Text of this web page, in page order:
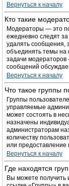
Вернуться к началу
Кто такие
Модераторы — это
ежедневно следят
удалять сообщения,
объединять темы на
задачи модераторов
сообщений
Вернуться к началу
Что такое группы
Группы
управляемые
может состоять в
назначены
администраторам
количеству
или
Вернуться к началу
Где находятся
Вы можете получить